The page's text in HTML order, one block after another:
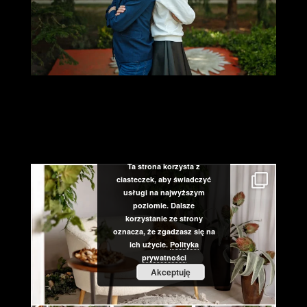
Ta strona korzysta z
ciasteczek, aby świadczyć
usługi na najwyższym
poziomie. Dalsze
korzystanie ze strony
oznacza, że zgadzasz się na
ich użycie. Polityka
prywatności
Akceptuję